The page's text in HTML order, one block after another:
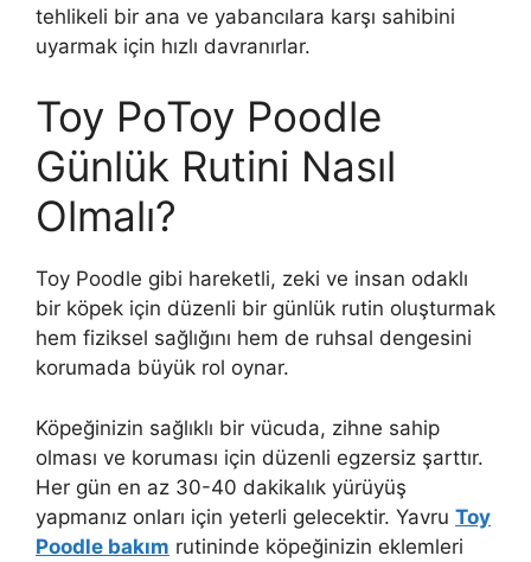
tehlikeli bir ana ve yabancılara karşı sahibini
uyarmak için hızlı davranırlar.
Toy PoToy Poodle
Günlük Rutini Nasıl
Olmalı?
Toy Poodle gibi hareketli, zeki ve insan odaklı
bir köpek için düzenli bir günlük rutin oluşturmak
hem fiziksel sağlığını hem de ruhsal dengesini
korumada büyük rol oynar.
Köpeğinizin sağlıklı bir vücuda, zihne sahip
olması ve koruması için düzenli egzersiz şarttır.
Her gün en az 30-40 dakikalık yürüyüş
yapmanız onları için yeterli gelecektir. Yavru Toy
Poodle bakım rutininde köpeğinizin eklemleri